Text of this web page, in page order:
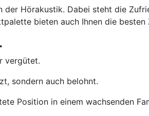
Hörakustik. Dabei steht die
bieten auch Ihnen die besten
vergütet.
sondern auch belohnt.
Position in einem wachsenden